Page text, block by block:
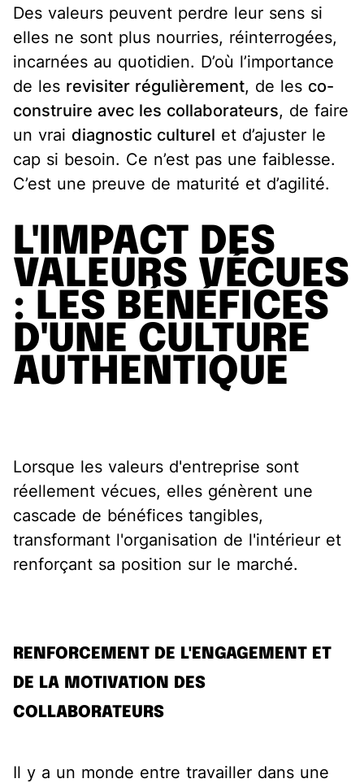
Des valeurs peuvent perdre leur sens si
elles ne sont plus nourries, réinterrogées,
incarnées au quotidien. D’où l’importance
de les revisiter régulièrement, de les co-
construire avec les collaborateurs, de faire
un vrai diagnostic culturel et d’ajuster le
cap si besoin. Ce n’est pas une faiblesse.
C’est une preuve de maturité et d’agilité.
L'IMPACT DES
VALEURS VÉCUES
: LES BÉNÉFICES
D'UNE CULTURE
AUTHENTIQUE
Lorsque les valeurs d'entreprise sont
réellement vécues, elles génèrent une
cascade de bénéfices tangibles,
transformant l'organisation de l'intérieur et
renforçant sa position sur le marché.
RENFORCEMENT DE L'ENGAGEMENT ET
DE LA MOTIVATION DES
COLLABORATEURS
Il y a un monde entre travailler dans une